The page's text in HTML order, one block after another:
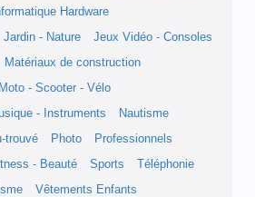
Hardware
Jardin - Nature
Jeux Vidéo - Consoles
Matériaux de construction
Moto - Scooter - Vélo
- Instruments
Nautisme
trouvé Photo
Professionnels
- Beauté Sports
Téléphonie
Vêtements Enfants